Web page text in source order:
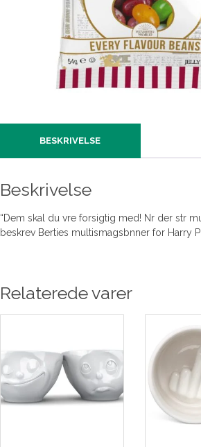
BESKRIVELSE
Beskrivelse
“Dem skal du vre forsigtig med! Nr der str
beskrev Berties multismagsbnner for Harry
Relaterede varer